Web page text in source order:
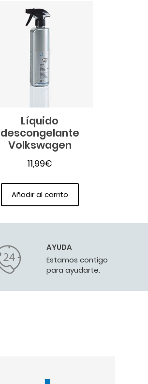
Líquido
descongelante
Volkswagen
11,99€
Añadir al carrito
AYUDA
Estamos contigo
para ayudarte.